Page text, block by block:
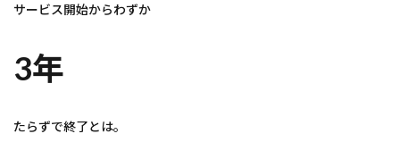
サービス開始からわずか
3年
たらずで終了とは。